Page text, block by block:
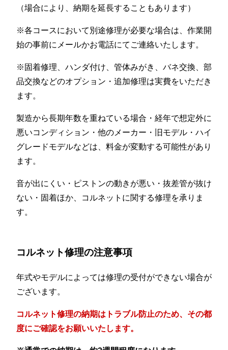
（場合により、納期を延長することもあります）
※各コースにおいて別途修理が必要な場合は、作業開
始の事前にメールかお電話にてご連絡いたします。
※固着修理、ハンダ付け、管体みがき、バネ交換、部
品交換などのオプション・追加修理は実費をいただき
ます。
製造から長期年数を重ねている場合・経年で想定外に
悪いコンディション・他のメーカー・旧モデル・ハイ
グレードモデルなどは、料金が変動する可能性があり
ます。
音が出にくい・ピストンの動きが悪い・抜差管が抜け
ない・固着ほか、コルネットに関する修理を承りま
す。
コルネット修理の注意事項
年式やモデルによっては修理の受付ができない場合が
ございます。
コルネット修理の納期はトラブル防止のため、その都
度にご確認をお願いいたします。